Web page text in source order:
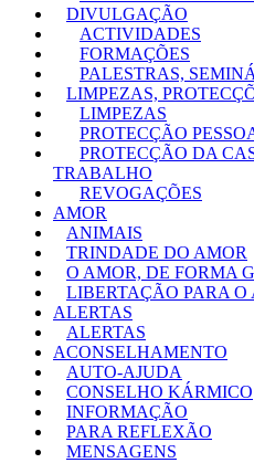
DIVULGAÇÃO
ACTIVIDADES
FORMAÇÕES
PALESTRAS,
LIMPEZAS,
LIMPEZAS
PROTECÇÃO
PROTECÇÃO DA
TRABALHO
REVOGAÇÕES
AMOR
ANIMAIS
TRINDADE DO AMOR
O AMOR, DE FORMA
LIBERTAÇÃO PARA O
ALERTAS
ALERTAS
ACONSELHAMENTO
AUTO-AJUDA
CONSELHO KÁRMICO
INFORMAÇÃO
PARA REFLEXÃO
MENSAGENS